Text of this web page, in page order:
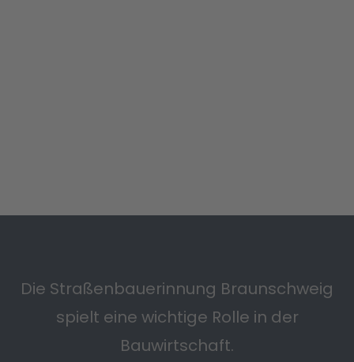
Die Straßenbauerinnung Braunschweig
spielt eine wichtige Rolle in der
Bauwirtschaft.